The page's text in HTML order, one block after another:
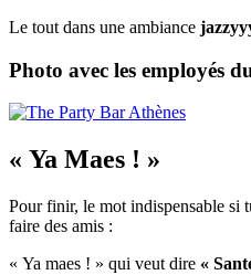
Le tout dans une ambiance
Photo avec les employés
« Ya Maes ! »
Pour finir, le mot indispensable si
faire des amis :
« Ya maes ! » qui veut dire «